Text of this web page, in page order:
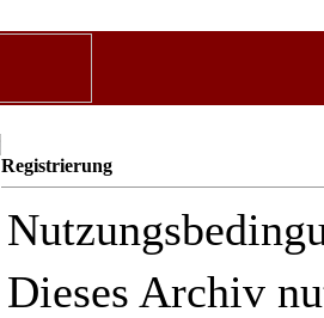
Registrierung
Dieses Archiv